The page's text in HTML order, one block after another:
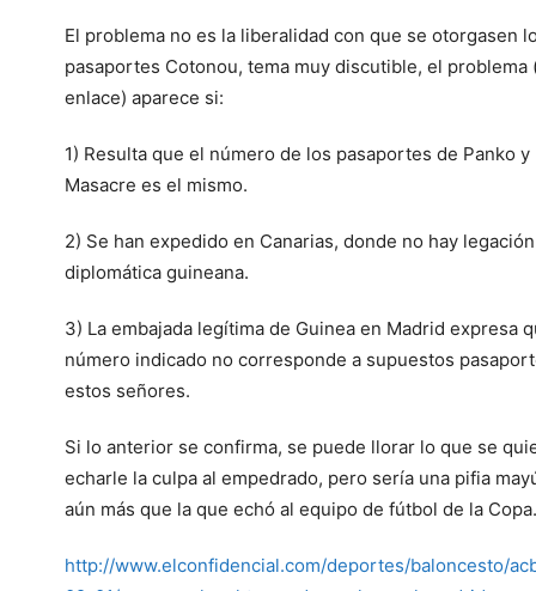
El problema no es la liberalidad con que se otorgasen
pasaportes Cotonou, tema muy discutible, el problema
enlace) aparece si:
1) Resulta que el número de los pasaportes de Panko y
Masacre es el mismo.
2) Se han expedido en Canarias, donde no hay legación
diplomática guineana.
3) La embajada legítima de Guinea en Madrid expresa
número indicado no corresponde a supuestos
estos señores.
Si lo anterior se confirma, se puede llorar lo que se
echarle la culpa al empedrado, pero sería una pifia
aún más que la que echó al equipo de fútbol de la Copa.
http://www.elconfidencial.com/deportes/baloncesto/